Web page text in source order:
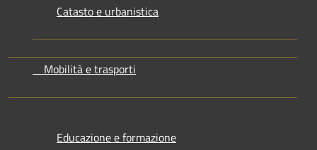
Catasto e urbanistica
Mobilità e trasporti
Educazione e formazione